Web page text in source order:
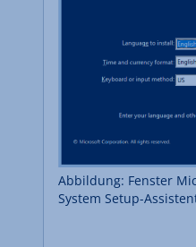
Abbildung: Fenster
System Setup-